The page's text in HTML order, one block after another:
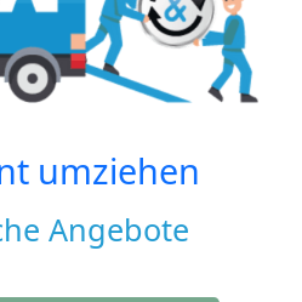
umziehen
Angebote